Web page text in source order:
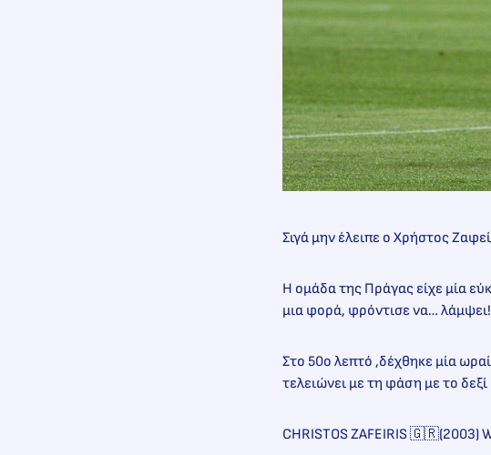
Σιγά μην έλειπε ο Χρήστος
Η ομάδα της Πράγας είχε μία
μια φορά, φρόντισε να… λάμψει!
Στο 50ο λεπτό ,δέχθηκε μία
τελειώνει με τη φάση με το
CHRISTOS ZAFEIRIS 🇬🇷(2003)